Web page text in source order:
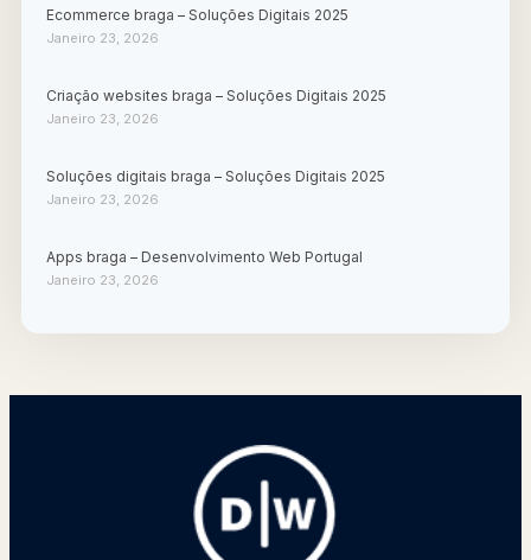
Ecommerce braga – Soluções Digitais 2025
Janeiro 23, 2026
Criação websites braga – Soluções Digitais 2025
Janeiro 23, 2026
Soluções digitais braga – Soluções Digitais 2025
Janeiro 23, 2026
Apps braga – Desenvolvimento Web Portugal
Janeiro 23, 2026